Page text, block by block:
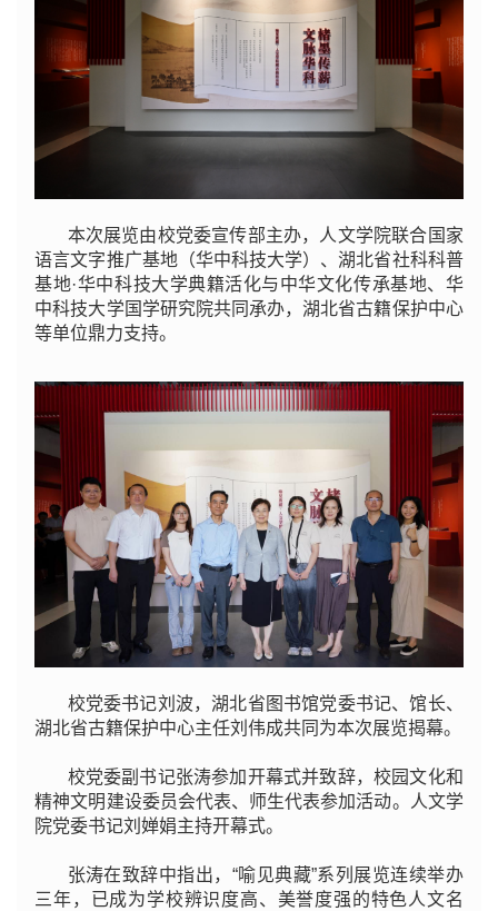
本次展览由校党委宣传部主办，人文学院联合国家
语言文字推广基地（华中科技大学）、湖北省社科科普
基地·华中科技大学典籍活化与中华文化传承基地、华
中科技大学国学研究院共同承办，湖北省古籍保护中心
等单位鼎力支持。
校党委书记刘波，湖北省图书馆党委书记、馆长、
湖北省古籍保护中心主任刘伟成共同为本次展览揭幕。
校党委副书记张涛参加开幕式并致辞，校园文化和
精神文明建设委员会代表、师生代表参加活动。人文学
院党委书记刘婵娟主持开幕式。
张涛在致辞中指出，“喻见典藏”系列展览连续举办
三年，
已成为学校辨识度高、美誉度强的特色人文名